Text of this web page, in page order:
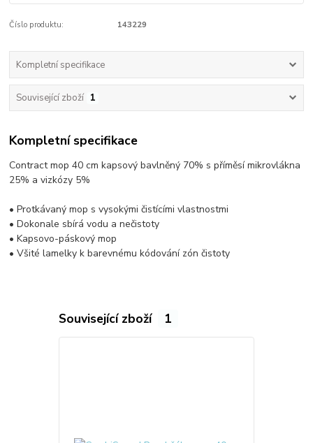
Číslo produktu: 143229
Kompletní specifikace
Související zboží 1
Kompletní specifikace
Contract mop 40 cm kapsový bavlněný 70% s příměsí mikrovlákna
25% a vizkózy 5%
• Protkávaný mop s vysokými čistícími vlastnostmi
• Dokonale sbírá vodu a nečistoty
• Kapsovo-páskový mop
• Všité lamelky k barevnému kódování zón čistoty
Související zboží 1